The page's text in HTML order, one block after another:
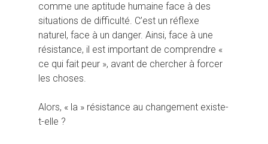
Hit enter to search or ESC to close
comme une aptitude humaine face à des
situations de difficulté. C’est un réflexe
naturel, face à un danger. Ainsi, face à une
résistance, il est important de comprendre «
ce qui fait peur », avant de chercher à forcer
les choses.
Alors, « la » résistance au changement existe-
t-elle ?